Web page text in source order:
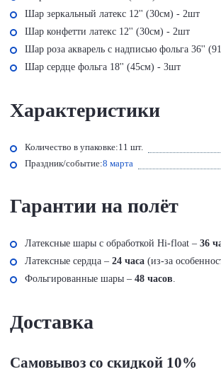
Шар зеркальный латекс 12'' (30см) - 2шт
Шар конфетти латекс 12'' (30см) - 2шт
Шар роза акварель с надписью фольга 36''
Шар сердце фольга 18'' (45см) - 3шт
Характеристики
Количество в упаковке:11 шт.
Праздник/событие:8 марта
Гарантии на полёт
Латексные шары с обработкой Hi-float – 36
Латексные сердца – 24 часа (из-за
Фольгированные шары – 48 часов
Доставка
Самовывоз со скидкой 10%